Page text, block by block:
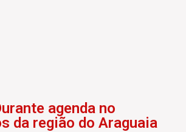
agenda no
da região do Araguaia